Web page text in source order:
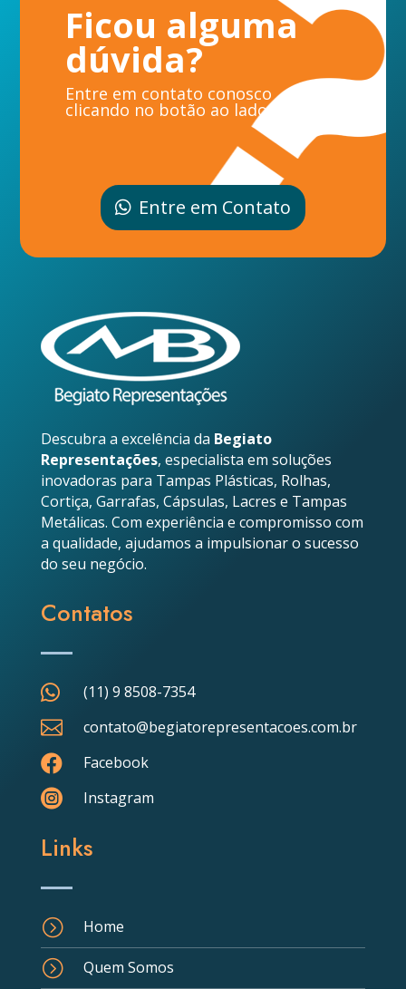
Ficou alguma
dúvida?
Entre em contato conosco
clicando no botão ao lado.
Entre em Contato
Descubra a excelência da Begiato
Representações, especialista em soluções
inovadoras para Tampas Plásticas, Rolhas,
Cortiça, Garrafas, Cápsulas, Lacres e Tampas
Metálicas. Com experiência e compromisso com
a qualidade, ajudamos a impulsionar o sucesso
do seu negócio.
Contatos
 (11) 9 8508-7354
 contato@begiatorepresentacoes.com.br
 Facebook
 Instagram
Links
= Home
= Quem Somos